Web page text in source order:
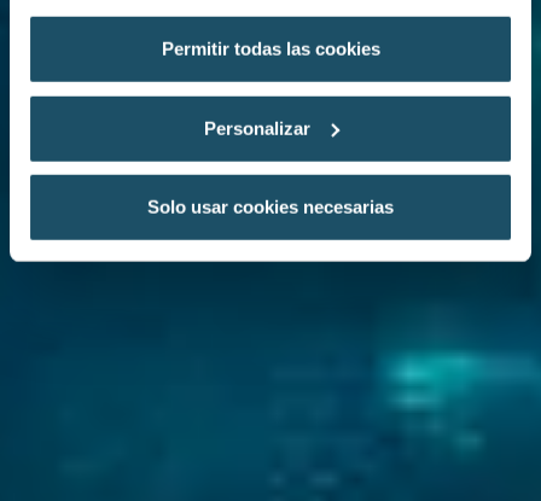
Permitir todas las cookies
Personalizar
Solo usar cookies necesarias